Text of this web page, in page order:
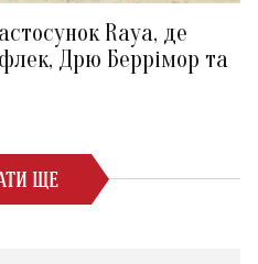
Raya, де
Дрю Беррімор та
ЩЕ